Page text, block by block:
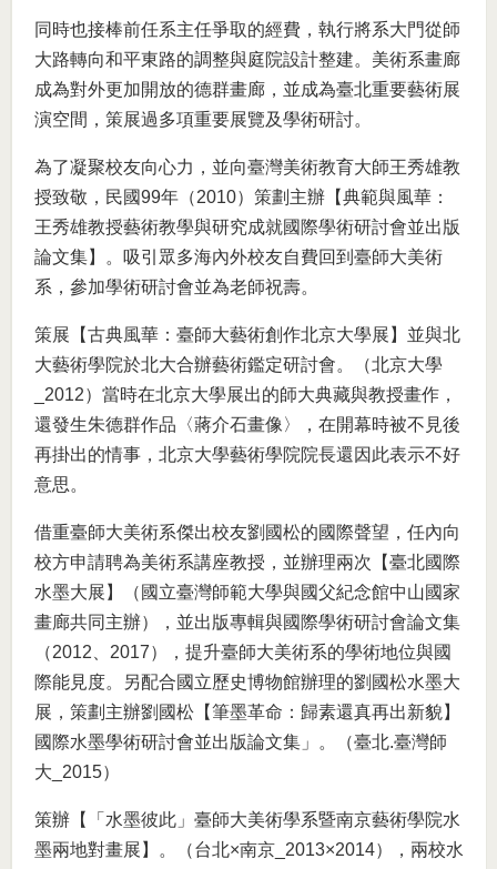
同時也接棒前任系主任爭取的經費，執行將系大門從師
大路轉向和平東路的調整與庭院設計整建。美術系畫廊
成為對外更加開放的德群畫廊，並成為臺北重要藝術展
演空間，策展過多項重要展覽及學術研討。
為了凝聚校友向心力，並向臺灣美術教育大師王秀雄教
授致敬，民國99年（2010）策劃主辦【典範與風華：
王秀雄教授藝術教學與研究成就國際學術研討會並出版
論文集】。吸引眾多海內外校友自費回到臺師大美術
系，參加學術研討會並為老師祝壽。
策展【古典風華：臺師大藝術創作北京大學展】並與北
大藝術學院於北大合辦藝術鑑定研討會。（北京大學
_2012）當時在北京大學展出的師大典藏與教授畫作，
還發生朱德群作品〈蔣介石畫像〉，在開幕時被不見後
再掛出的情事，北京大學藝術學院院長還因此表示不好
意思。
借重臺師大美術系傑出校友劉國松的國際聲望，任內向
校方申請聘為美術系講座教授，並辦理兩次【臺北國際
水墨大展】（國立臺灣師範大學與國父紀念館中山國家
畫廊共同主辦），並出版專輯與國際學術研討會論文集
（2012、2017），提升臺師大美術系的學術地位與國
際能見度。另配合國立歷史博物館辦理的劉國松水墨大
展，策劃主辦劉國松【筆墨革命：歸素還真再出新貌】
國際水墨學術研討會並出版論文集」。（臺北.臺灣師
大_2015）
策辦【「水墨彼此」臺師大美術學系暨南京藝術學院水
墨兩地對畫展】。（台北×南京_2013×2014），兩校水